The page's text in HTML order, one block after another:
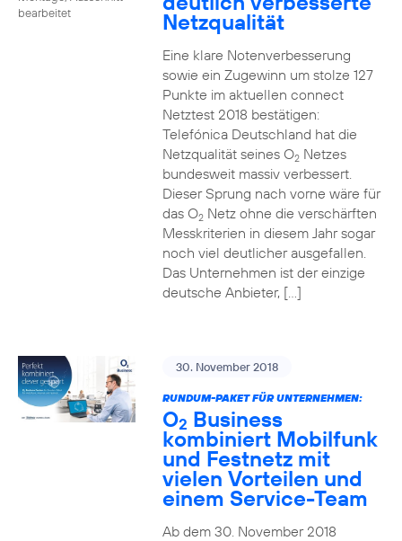
bearbeitet
Netzqualität
Eine klare Notenverbesserung
sowie ein Zugewinn um stolze 127
Punkte im aktuellen connect
Netztest 2018 bestätigen:
Telefónica Deutschland hat die
Netzqualität seines O2Netzes
bundesweit massiv verbessert.
Dieser Sprung nach vorne wäre für
das O2Netz ohne die verschärften
Messkriterien in diesem Jahr sogar
noch viel deutlicher ausgefallen.
Das Unternehmen ist der einzige
deutsche Anbieter, […]
30. November 2018
RUNDUM-PAKET FÜR UNTERNEHMEN:
O2 Business
kombiniert Mobilfunk
und Festnetz mit
vielen Vorteilen und
einem Service-Team
Ab dem 30. November 2018